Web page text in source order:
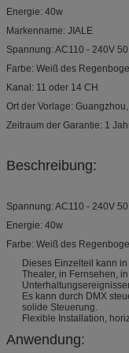
Energie: 40w
Markenname: JIALE
Spannung: AC110 - 240V
Farbe: Weiß des
Kanal: 11 oder 14 CH
Ort der Vorlage:
Zeitraum der Garantie: 1
Beschreibung:
Spannung: AC110 - 240V
Energie: 40w
Farbe: Weiß des
Dieses Einzelteil kann
Theater, in Fernsehen,
Es kann durch DMX
solide Steuerung.
Flexible Installation,
Anwendung: